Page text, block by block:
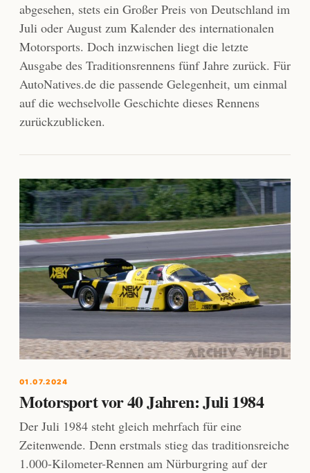
abgesehen, stets ein Großer Preis von Deutschland im
Juli oder August zum Kalender des internationalen
Motorsports. Doch inzwischen liegt die letzte
Ausgabe des Traditionsrennens fünf Jahre zurück. Für
AutoNatives.de die passende Gelegenheit, um einmal
auf die wechselvolle Geschichte dieses Rennens
zurückzublicken.
01.07.2024
Motorsport vor 40 Jahren: Juli 1984
Der Juli 1984 steht gleich mehrfach für eine
Zeitenwende. Denn erstmals stieg das traditionsreiche
1.000-Kilometer-Rennen am Nürburgring auf der